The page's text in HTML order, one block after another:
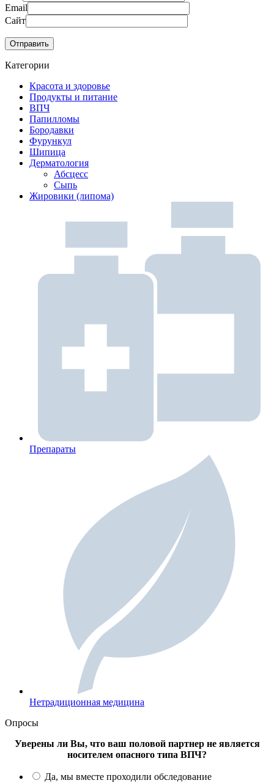
Email
Сайт
Категории
Красота и здоровье
Продукты и питание
ВПЧ
Папилломы
Бородавки
Фурункул
Шипица
Дерматология
Абсцесс
Сыпь
Жировики (липома)
Препараты
Нетрадиционная медицина
Опросы
Уверены ли Вы, что ваш половой партнер не является
носителем опасного типа ВПЧ?
Да, мы вместе проходили обследование